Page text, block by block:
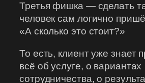
Третья фишка — сделать
человек сам логично
«А сколько это стоит?»
То есть, клиент уже знает
всё об услуге, о вариантах
сотрудничества, о